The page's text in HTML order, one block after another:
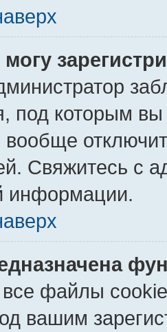
под которым вы
Свяжитесь с
информации.
файлы
вашим